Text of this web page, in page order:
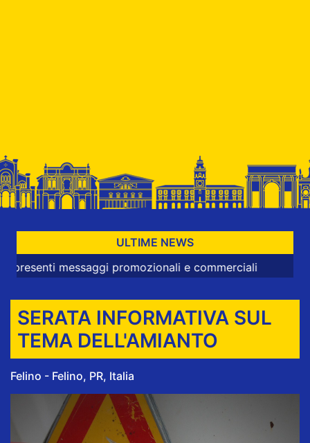
ULTIME NEWS
messaggi promozionali e commerciali
SERATA INFORMATIVA SUL
TEMA DELL'AMIANTO
Felino - Felino, PR, Italia